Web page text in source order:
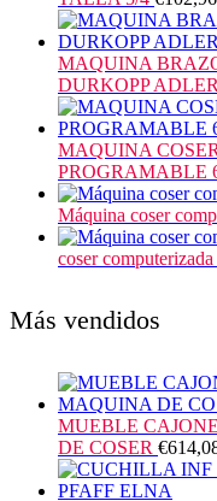
MAQUINA
DURKOPP ADLER
MAQUINA
PROGRAMABLE
Máquina coser
coser
Más vendidos
MUEBLE
DE COSER €